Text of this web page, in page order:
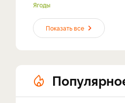
Ягоды
Показать все